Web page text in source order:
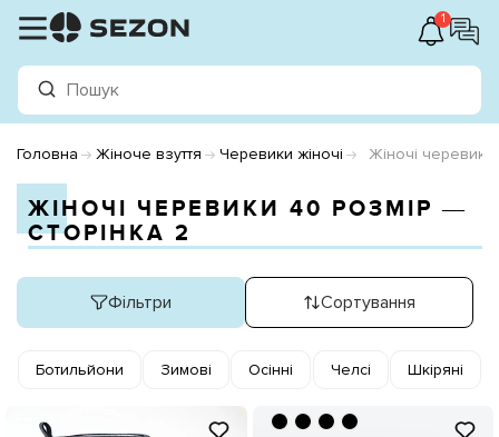
1
Головна Жіноче взуття Черевики жіночі Жіночі
ЖІНОЧІ ЧЕРЕВИКИ 40 РОЗМІР ―
СТОРІНКА 2
Фільтри Сортування
Ботильйони Зимові Осінні Челсі Шкіряні